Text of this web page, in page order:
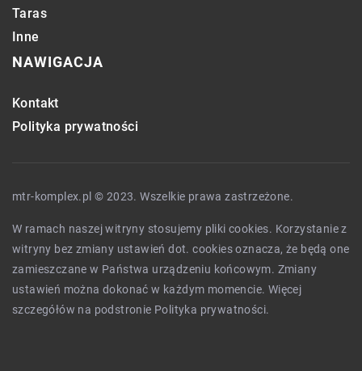
Taras
Inne
NAWIGACJA
Kontakt
Polityka prywatności
mtr-komplex.pl © 2023. Wszelkie prawa zastrzeżone.
W ramach naszej witryny stosujemy pliki cookies. Korzystanie z
witryny bez zmiany ustawień dot. cookies oznacza, że będą one
zamieszczane w Państwa urządzeniu końcowym. Zmiany
ustawień można dokonać w każdym momencie. Więcej
szczegółów na podstronie Polityka prywatności.